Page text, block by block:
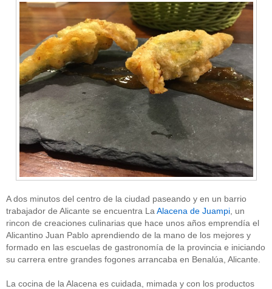
A dos minutos del centro de la ciudad paseando y en un barrio
trabajador de Alicante se encuentra La Alacena de Juampi , un
rincon de creaciones culinarias que hace unos años emprendía el
Alicantino Juan Pablo aprendiendo de la mano de los mejores y
formado en las escuelas de gastronomía de la provincia e iniciando
su carrera entre grandes fogones arrancaba en Benalúa, Alicante.
La cocina de la Alacena es cuidada, mimada y con los productos